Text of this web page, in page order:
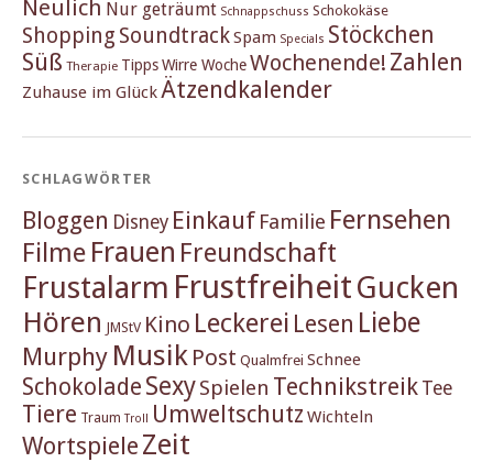
Neulich Nur geträumt Schnappschuss Schokokäse
Shopping SoundtrackSpam Specials Stöckchen
Süß Therapie TippsWirre WocheWochenende! Zahlen
Zuhause im Glück Ätzendkalender
SCHLAGWÖRTER
Bloggen Disney Einkauf Familie Fernsehen
Filme Frauen Freundschaft
Frustalarm FrustfreiheitGucken
Hören JMStV Kino Leckerei Lesen Liebe
Murphy Musik Post Qualmfrei Schnee
Schokolade SexySpielen Technikstreik Tee
Tiere Traum Troll Umweltschutz Wichteln
Wortspiele Zeit